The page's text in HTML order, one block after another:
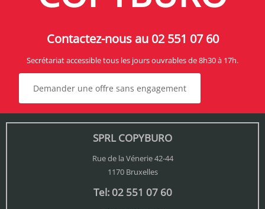
Contactez-nous au 02 551 07 60
Secrétariat accessible tous les jours ouvrables de 8h30 à 17h.
Demander une offre sans engagement
SPRL COPYBURO
Rue de la Vénerie 42-44
1170 Bruxelles
Tel: 02 551 07 60